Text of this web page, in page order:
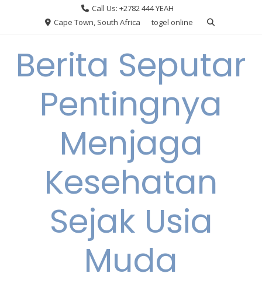
Call Us: +2782 444 YEAH
Cape Town, South Africa
togel online
Berita Seputar
Pentingnya
Menjaga
Kesehatan
Sejak Usia
Muda